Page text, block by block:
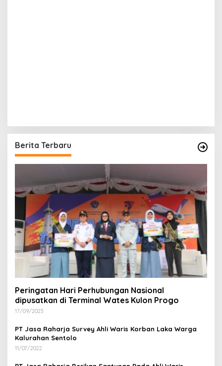
Berita Terbaru
Peringatan Hari Perhubungan Nasional
dipusatkan di Terminal Wates Kulon Progo
17/09/2023
PT Jasa Raharja Survey Ahli Waris Korban Laka Warga
Kalurahan Sentolo
11/07/2022